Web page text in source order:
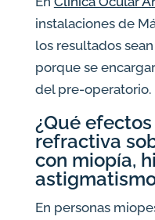
instalaciones de
los resultados
porque se
del pre-operatorio.
¿Qué
refractiva
con miopía,
En personas